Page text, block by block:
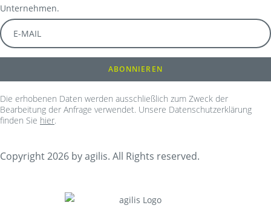
Unternehmen.
Die erhobenen Daten werden ausschließlich zum Zweck der
Bearbeitung der Anfrage verwendet. Unsere Datenschutzerklärung
finden Sie hier.
Copyright 2026 by agilis. All Rights reserved.